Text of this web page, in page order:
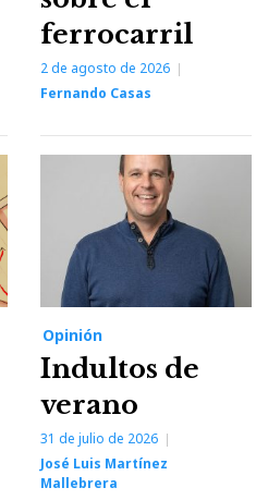
ferrocarril
2 de agosto de 2026
Fernando Casas
Opinión
Indultos de
verano
31 de julio de 2026
José Luis Martínez
Mallebrera